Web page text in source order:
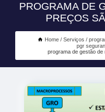
PROGRAMA DE
PREÇOS
Home Serviços
pgr
programa de gestão